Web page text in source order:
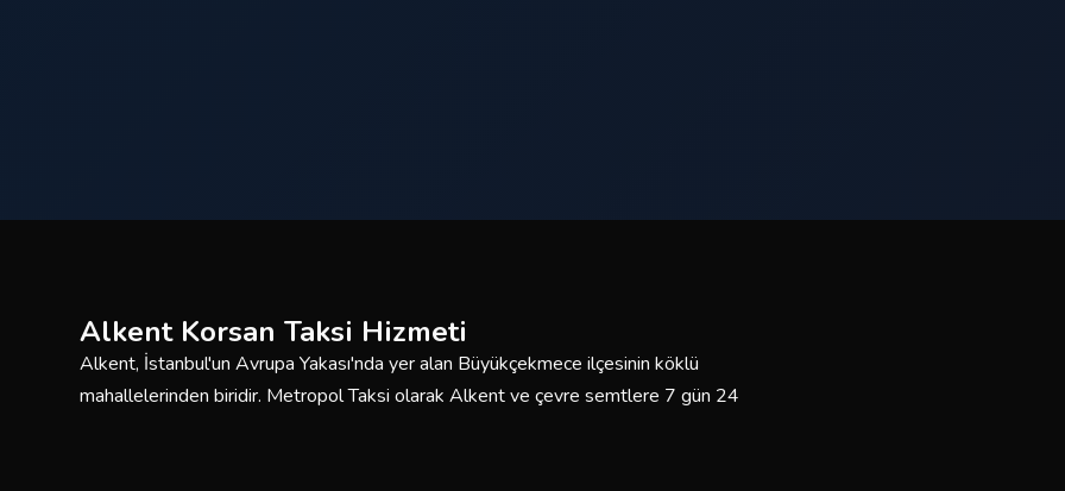
Alkent Korsan Taksi Hizmeti
Alkent, İstanbul'un Avrupa Yakası'nda yer alan Büyükçekmece ilçesinin köklü
mahallelerinden biridir. Metropol Taksi olarak Alkent ve çevre semtlere 7 gün 24